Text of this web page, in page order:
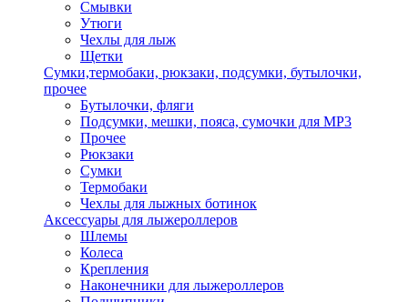
Смывки
Утюги
Чехлы для лыж
Щетки
Сумки,термобаки, рюкзаки, подсумки, бутылочки,
прочее
Бутылочки, фляги
Подсумки, мешки, пояса, сумочки для MP3
Прочее
Рюкзаки
Сумки
Термобаки
Чехлы для лыжных ботинок
Аксессуары для лыжероллеров
Шлемы
Колеса
Крепления
Наконечники для лыжероллеров